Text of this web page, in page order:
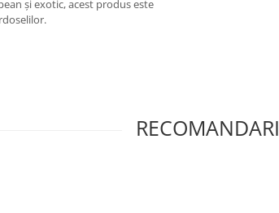
și exotic, acest produs este
RECOMANDARI